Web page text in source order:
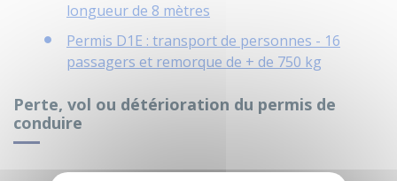
longueur de 8 mètres
Permis D1E : transport de personnes - 16
passagers et remorque de + de 750 kg
Perte, vol ou détérioration du permis de
conduire